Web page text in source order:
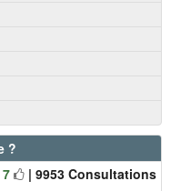
?
7
| 9953 Consultations